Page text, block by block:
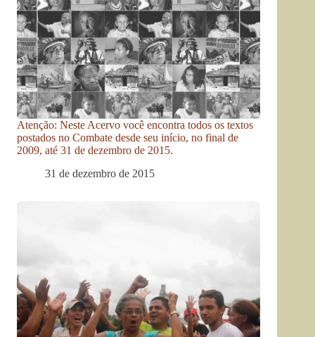
Atenção: Neste Acervo você encontra todos os textos
postados no Combate desde seu início, no final de
2009, até 31 de dezembro de 2015.
31 de dezembro de 2015